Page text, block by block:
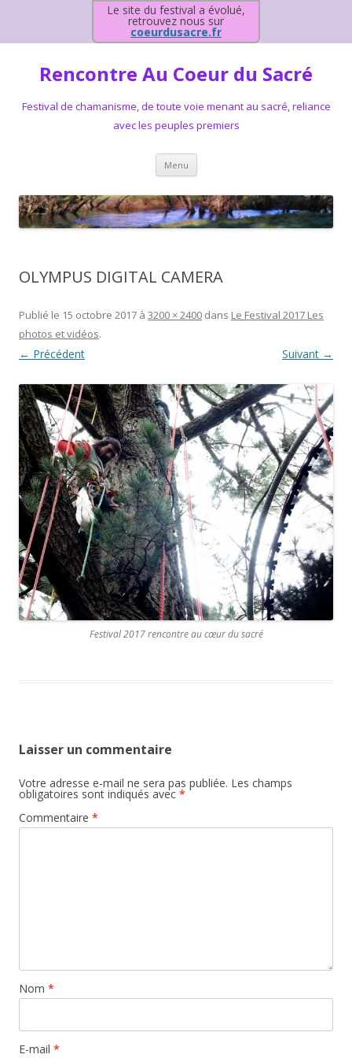
Le site du festival a évolué,
retrouvez nous sur
coeurdusacre.fr
Rencontre Au Coeur du Sacré
Festival de chamanisme, de toute voie menant au sacré, reliance
avec les peuples premiers
Menu Aller au contenu principal
OLYMPUS DIGITAL CAMERA
Publié le 15 octobre 2017 à 3200 × 2400 dans Le Festival 2017 Les
photos et vidéos.
← Précédent Suivant →
Festival 2017 rencontre au cœur du sacré
Laisser un commentaire
Votre adresse e-mail ne sera pas publiée. Les champs
obligatoires sont indiqués avec *
Commentaire *
Nom *
E-mail *